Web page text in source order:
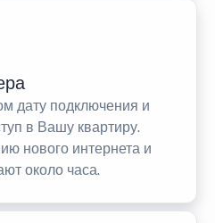
дату подключения и
в Вашу квартиру.
нового интернета и
около часа.